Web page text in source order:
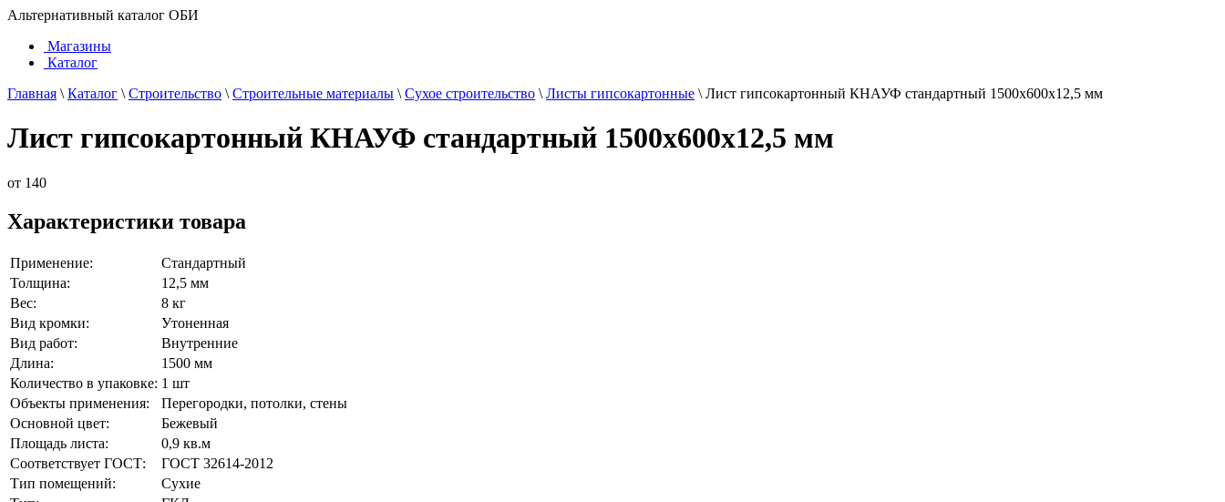
Альтернативный каталог ОБИ
Магазины
Каталог
Главная \ Каталог \ Строительство \ Строительные материалы \ Сухое строительство \ Листы гипсокартонные \ Лист гипсокартонный КНАУФ стандартный 1500х600х12,5 мм
Лист гипсокартонный КНАУФ стандартный 1500х600х12,5 мм
от 140
Характеристики товара
Применение:
Стандартный
Толщина:
12,5 мм
Вес:
8 кг
Вид кромки:
Утоненная
Вид работ:
Внутренние
Длина:
1500 мм
Количество в упаковке: 1 шт
Объекты применения:
Перегородки, потолки, стены
Основной цвет:
Бежевый
Площадь листа:
0,9 кв.м
Соответствует ГОСТ:
ГОСТ 32614-2012
Тип помещений:
Сухие